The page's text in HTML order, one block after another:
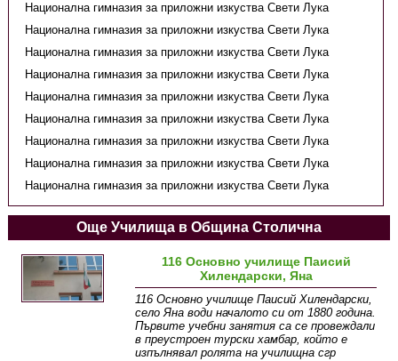
Национална гимназия за приложни изкуства Свети Лука
Национална гимназия за приложни изкуства Свети Лука
Национална гимназия за приложни изкуства Свети Лука
Национална гимназия за приложни изкуства Свети Лука
Национална гимназия за приложни изкуства Свети Лука
Национална гимназия за приложни изкуства Свети Лука
Национална гимназия за приложни изкуства Свети Лука
Национална гимназия за приложни изкуства Свети Лука
Национална гимназия за приложни изкуства Свети Лука
Още Училища в Община Столична
116 Основно училище Паисий
Хилендарски, Яна
116 Основно училище Паисий Хилендарски,
село Яна води началото си от 1880 година.
Първите учебни занятия са се провеждали
в преустроен турски хамбар, който е
изпълнявал ролята на училищна сгр